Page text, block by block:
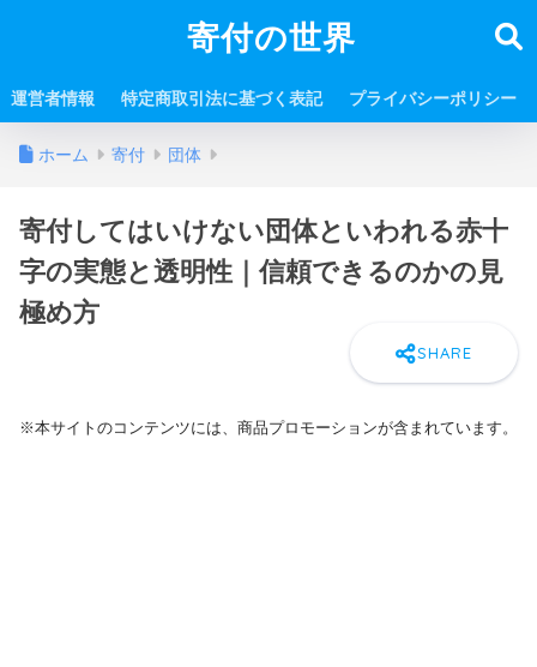
寄付の世界
運営者情報 特定商取引法に基づく表記 プライバシーポリシー
ホーム 寄付 団体
寄付してはいけない団体といわれる赤十
字の実態と透明性｜信頼できるのかの見
極め方
※本サイトのコンテンツには、商品プロモーションが含まれています。